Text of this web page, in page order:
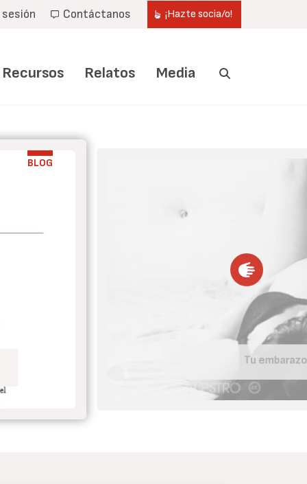
Contáctanos ¡Hazte socia/o!
Recursos Relatos Media
BLOG
Tu